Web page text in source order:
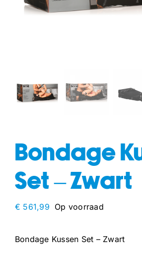
BDSM
Bondage
Set – Zwart
€ 561,99 Op voorraad
Bondage Kussen Set – Zwart